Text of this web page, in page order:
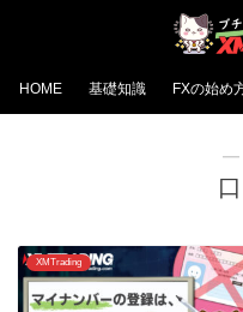
HOME 基礎知識 FXの始め
―
XMTrading